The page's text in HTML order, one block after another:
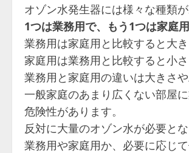
オゾン水発生器には様々な種類
1つは業務用で、もう1つは家庭用
業務用は家庭用と比較すると大
家庭用は業務用と比較すると小
業務用と家庭用の違いは大きさ
一般家庭のあまり広くない部屋
危険性があります。
反対に大量のオゾン水が必要と
業務用や家庭用か、必要に応じ